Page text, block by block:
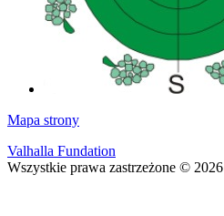
Mapa strony
Valhalla Fundation
Wszystkie prawa zastrzeżone © 2026